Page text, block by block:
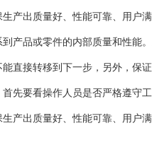
产出质量好、性能可靠、用户
产品或零件的内部质量和性
直接转移到下一步，另外，
先要看操作人员是否严格遵
产出质量好、性能可靠、用户满